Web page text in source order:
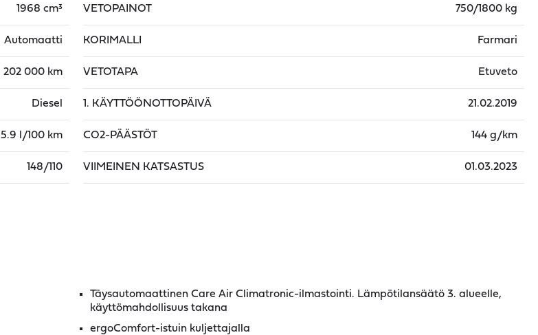
1968 cm³
Automaatti
202 000 km
Diesel
5.9 l/100 km
148/110
VETOPAINOT 750/1800 kg
KORIMALLI Farmari
VETOTAPA Etuveto
1. KÄYTTÖÖNOTTOPÄIVÄ 21.02.2019
CO2-PÄÄSTÖT 144 g/km
VIIMEINEN KATSASTUS 01.03.2023
Täysautomaattinen Care Air Climatronic-ilmastointi. Lämpötilansäätö 3. alueelle,
käyttömahdollisuus takana
ergoComfort-istuin kuljettajalla